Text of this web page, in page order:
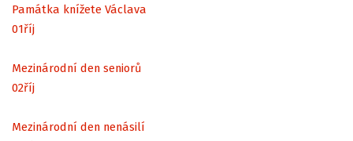
Památka knížete Václava
01říj
Mezinárodní den seniorů
02říj
Mezinárodní den nenásilí